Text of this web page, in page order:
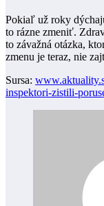
Pokiaľ už roky
to rázne zmeniť.
to závažná otázka,
zmenu je teraz, nie
Sursa:
inspektori-zistili-